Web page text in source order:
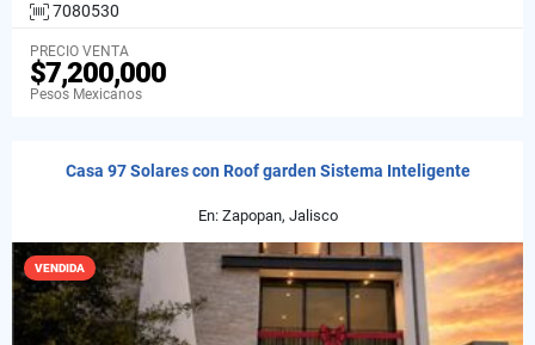
7080530
PRECIO VENTA
$7,200,000
Pesos Mexicanos
Casa 97 Solares con Roof garden Sistema Inteligente
En: Zapopan, Jalisco
VENDIDA